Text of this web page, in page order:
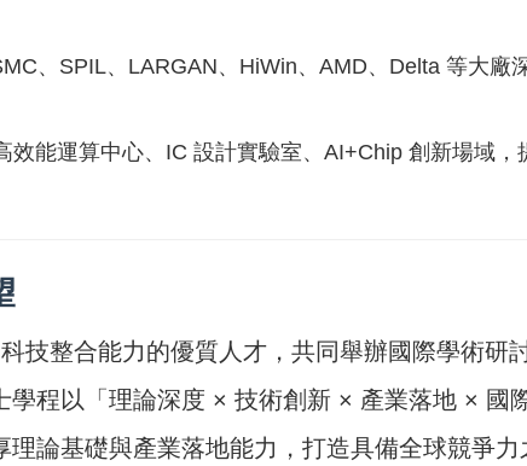
、SPIL、LARGAN、HiWin、AMD、Delta 等大廠
能運算中心、IC 設計實驗室、AI+Chip 創新場域，
技整合能力的優質人才，共同舉辦國際學術研
學程以「理論深度 × 技術創新 × 產業落地 × 國
理論基礎與產業落地能力，打造具備全球競爭